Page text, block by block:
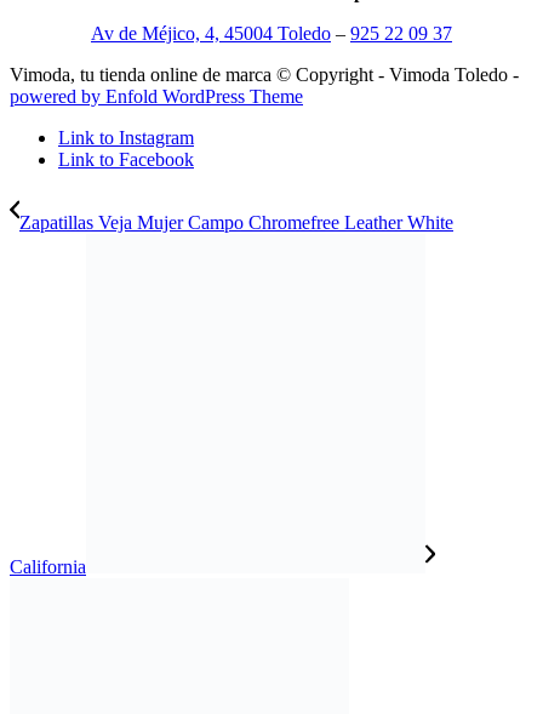
Av de Méjico, 4, 45004 Toledo – 925 22 09 37
Vimoda, tu tienda online de marca © Copyright - Vimoda Toledo -
powered by Enfold WordPress Theme
Link to Instagram
Link to Facebook
Zapatillas Veja Mujer Campo Chromefree Leather White
California